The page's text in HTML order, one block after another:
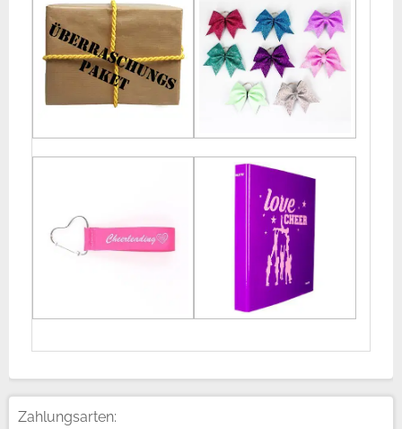
Zahlungsarten: